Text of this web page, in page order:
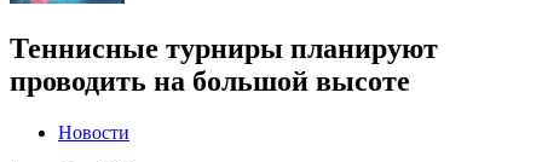
Теннисные турниры планируют
проводить на большой высоте
Новости